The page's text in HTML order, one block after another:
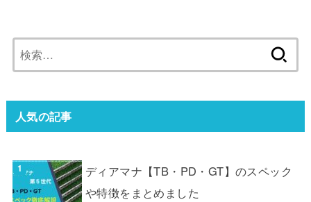
索:
人気の記事
ディアマナ【TB・PD・GT】のスペック
や特徴をまとめました